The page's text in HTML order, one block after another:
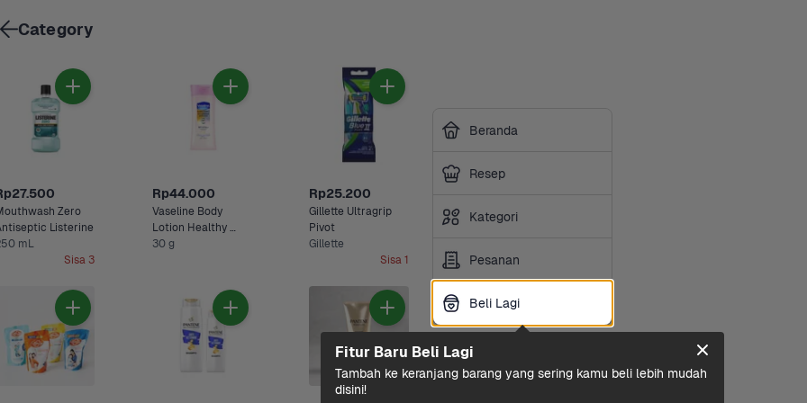
Zero
Listerine
mL
Sisa 3
Rp44.000
Vaseline Body
Lotion Healthy
30 g
Rp25.200
Gillette Ultragrip
Pivot
Gillette
Sisa 1
Beranda
Resep
Kategori
Pesanan
Beli Lagi
Category
Beli Lagi
Fitur Baru Beli Lagi
Tambah ke keranjang barang yang sering kamu beli lebih mudah
disini!